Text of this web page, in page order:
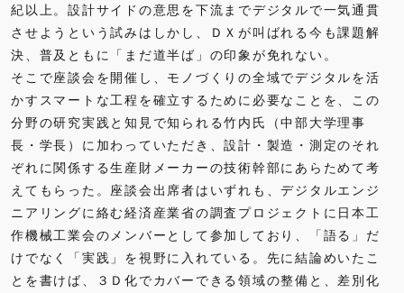
紀以上。設計サイドの意思を下流までデジタルで一気通貫
させようという試みはしかし、ＤＸが叫ばれる今も課題解
決、普及ともに「まだ道半ば」の印象が免れない。
そこで座談会を開催し、モノづくりの全域でデジタルを活
かすスマートな工程を確立するために必要なことを、この
分野の研究実践と知見で知られる竹内氏（中部大学理事
長・学長）に加わっていただき、設計・製造・測定のそれ
ぞれに関係する生産財メーカーの技術幹部にあらためて考
えてもらった。座談会出席者はいずれも、デジタルエンジ
ニアリングに絡む経済産業省の調査プロジェクトに日本工
作機械工業会のメンバーとして参加しており、「語る」だ
けでなく「実践」を視野に入れている。先に結論めいたこ
とを書けば、３Ｄ化でカバーできる領域の整備と、差別化